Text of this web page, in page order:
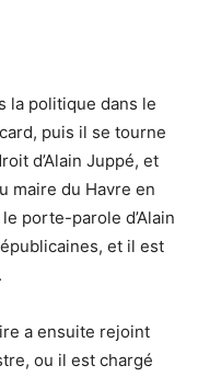
la politique dans le
puis il se tourne
d’Alain Juppé, et
maire du Havre en
porte-parole d’Alain
et il est
a ensuite rejoint
ou il est chargé